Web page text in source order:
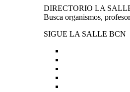
DIRECTORIO LA
Busca organismos,
SIGUE LA SALLE BCN